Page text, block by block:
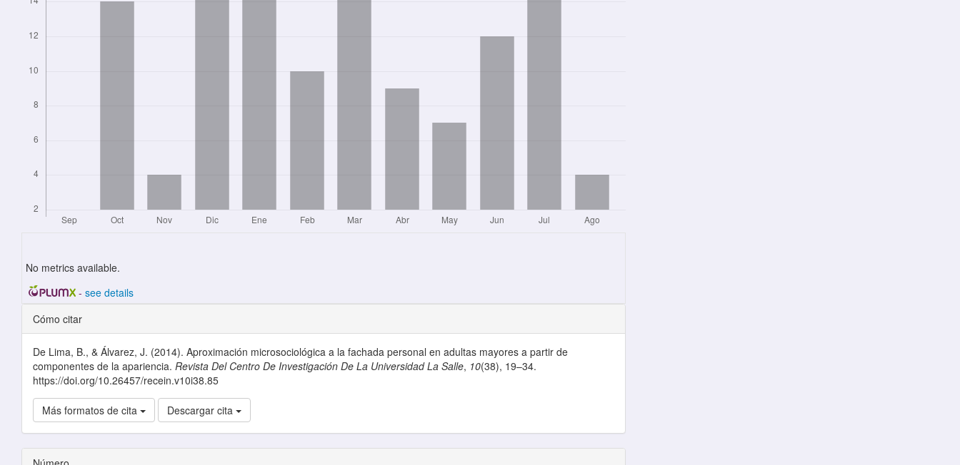
No metrics available.
- see details
Detalles del artículo
Cómo citar
De Lima, B., & Álvarez, J. (2014). Aproximación microsociológica a la fachada personal en adultas mayores a partir de
componentes de la apariencia. Revista Del Centro De Investigación De La Universidad La Salle, 10(38), 19–34.
https://doi.org/10.26457/recein.v10i38.85
Más formatos de cita Descargar cita